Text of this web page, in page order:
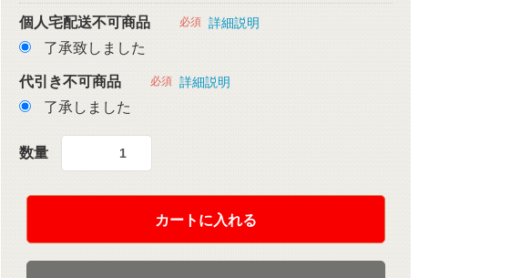
個人宅配送不可商品 必須 詳細説明
了承致しました
代引き不可商品 必須 詳細説明
了承しました
数量
カートに入れる